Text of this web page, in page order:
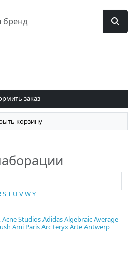
заказ
корзину
ST U VWY
Acne StudiosAdidasAlgebraic Average
Ami ParisArc'teryxArte Antwerp